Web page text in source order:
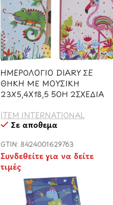
ΗΜΕΡΟΛΟΓΙΟ DIARY ΣΕ
ΘΗΚΗ ΜΕ ΜΟΥΣΙΚΗ
23X5,4X18,5 50H 2ΣΧΕΔΙΑ
ITEM INTERNATIONAL
Σε απόθεμα
GTIN: 8424001629763
Συνδεθείτε για να δείτε
τιμές